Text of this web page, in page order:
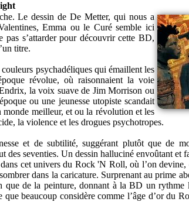
Le dessin de De Metter, qui nous a
Emma ou le Curé semble ici
pas s’attarder pour découvrir cette BD,
titre.
psychadéliques qui émaillent les
révolue, où raisonnaient la voie
la voix suave de Jim Morrison ou
ou une jeunesse utopiste scandait
monde meilleur, et ou la révolution et les
la violence et les drogues psychotropes.
et de subtilité, suggérant plutôt que de
des seventies. Un dessin halluciné envoûtant et
cet univers du Rock 'N Roll, où l’on
dans la caricature. Surprenant au prime
que de la peinture, donnant à la BD un rythme
beaucoup considère comme l’âge d’or du